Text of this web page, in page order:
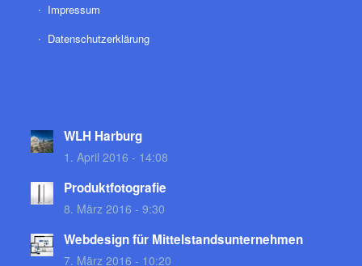
Impressum
Datenschutzerklärung
WLH Harburg
1. April 2016 - 14:08
Produktfotografie
8. März 2016 - 9:30
Webdesign für Mittelstandsunternehmen
7. März 2016 - 10:20